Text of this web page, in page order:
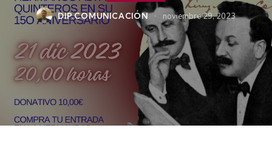
DIP.COMUNICACIÓN noviembre 29, 2023